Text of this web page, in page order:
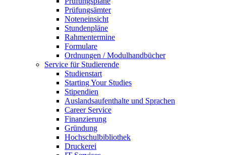
Prüfungsämter
Noteneinsicht
Stundenpläne
Rahmentermine
Formulare
Ordnungen / Modulhandbücher
Service für Studierende
Studienstart
Starting Your Studies
Stipendien
Auslandsaufenthalte und Sprachen
Career Service
Finanzierung
Gründung
Hochschulbibliothek
Druckerei